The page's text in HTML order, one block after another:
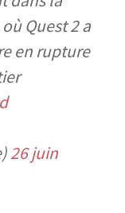
Quest 2 a
en rupture
26 juin